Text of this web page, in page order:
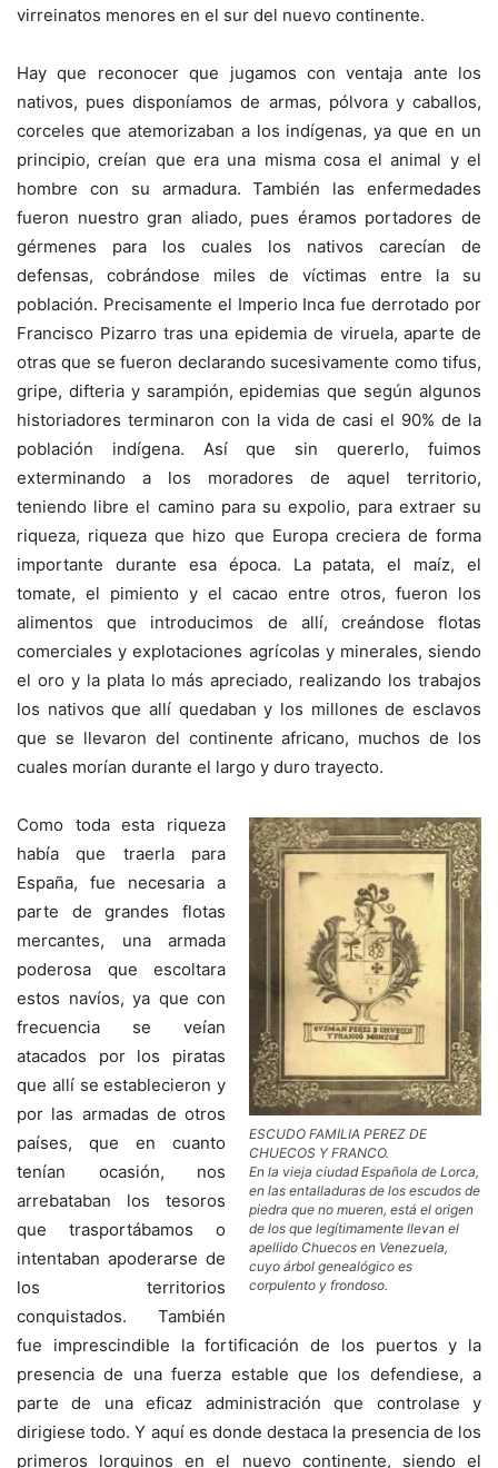
virreinatos menores en el sur del nuevo continente.
Hay que reconocer que jugamos con ventaja ante los
nativos, pues disponíamos de armas, pólvora y caballos,
corceles que atemorizaban a los indígenas, ya que en un
principio, creían que era una misma cosa el animal y el
hombre con su armadura. También las enfermedades
fueron nuestro gran aliado, pues éramos portadores de
gérmenes para los cuales los nativos carecían de
defensas, cobrándose miles de víctimas entre la su
población. Precisamente el Imperio Inca fue derrotado por
Francisco Pizarro tras una epidemia de viruela, aparte de
otras que se fueron declarando sucesivamente como tifus,
gripe, difteria y sarampión, epidemias que según algunos
historiadores terminaron con la vida de casi el 90% de la
población indígena. Así que sin quererlo, fuimos
exterminando a los moradores de aquel territorio,
teniendo libre el camino para su expolio, para extraer su
riqueza, riqueza que hizo que Europa creciera de forma
importante durante esa época. La patata, el maíz, el
tomate, el pimiento y el cacao entre otros, fueron los
alimentos que introducimos de allí, creándose flotas
comerciales y explotaciones agrícolas y minerales, siendo
el oro y la plata lo más apreciado, realizando los trabajos
los nativos que allí quedaban y los millones de esclavos
que se llevaron del continente africano, muchos de los
cuales morían durante el largo y duro trayecto.
ESCUDO FAMILIA PEREZ DE
CHUECOS Y FRANCO.
En la vieja ciudad Española de Lorca,
en las entalladuras de los escudos de
piedra que no mueren, está el origen
de los que legítimamente llevan el
apellido Chuecos en Venezuela,
cuyo árbol genealógico es
corpulento y frondoso.
Como toda esta riqueza
había que traerla para
España, fue necesaria a
parte de grandes flotas
mercantes, una armada
poderosa que escoltara
estos navíos, ya que con
frecuencia se veían
atacados por los piratas
que allí se establecieron y
por las armadas de otros
países, que en cuanto
tenían ocasión, nos
arrebataban los tesoros
que trasportábamos o
intentaban apoderarse de
los territorios
conquistados. También
fue imprescindible la fortificación de los puertos y la
presencia de una fuerza estable que los defendiese, a
parte de una eficaz administración que controlase y
dirigiese todo. Y aquí es donde destaca la presencia de los
primeros lorquinos en el nuevo continente, siendo el